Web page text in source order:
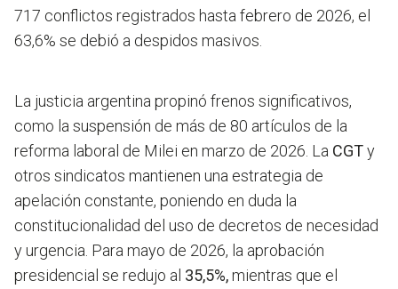
717 conflictos registrados hasta febrero de 2026, el
63,6% se debió a despidos masivos.
La justicia argentina propinó frenos significativos,
como la suspensión de más de 80 artículos de la
reforma laboral de Milei en marzo de 2026. La CGTy
otros sindicatos mantienen una estrategia de
apelación constante, poniendo en duda la
constitucionalidad del uso de decretos de necesidad
y urgencia. Para mayo de 2026, la aprobación
presidencial se redujo al 35,5%,mientras que el